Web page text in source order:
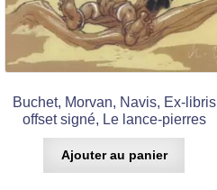
Buchet, Morvan, Navis, Ex-libris
offset signé, Le lance-pierres
Ajouter au panier